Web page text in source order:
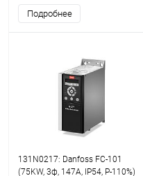
Подробнее
131N0217: Danfoss FC-101
(75KW, 3ф, 147A, IP54, P-110%)